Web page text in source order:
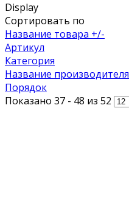
Display
Сортировать по
Название товара +/-
Артикул
Категория
Название производителя
Порядок
Показано 37 - 48 из 52